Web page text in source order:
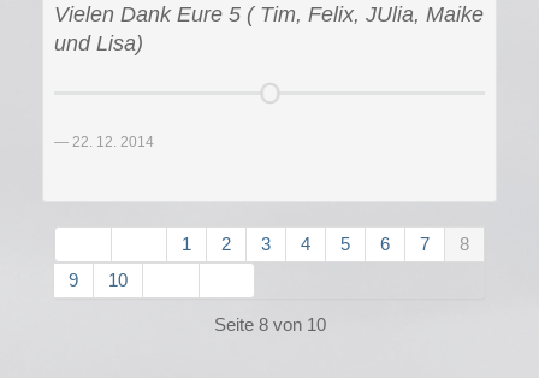
Vielen Dank Eure 5 ( Tim, Felix, JUlia, Maike
und Lisa)
22. 12. 2014
1 2 3 4 5 6 7
8
9
10
Seite 8 von 10